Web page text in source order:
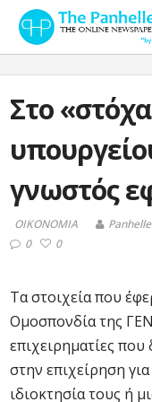
Στο
γνωστός
ΟΙΚΟΝΟΜΙΑ
0
0
Τα στοιχεία που
Ομοσπονδία της
επιχειρηματίες
στην επιχείρηση
ιδιοκτησία τους ή